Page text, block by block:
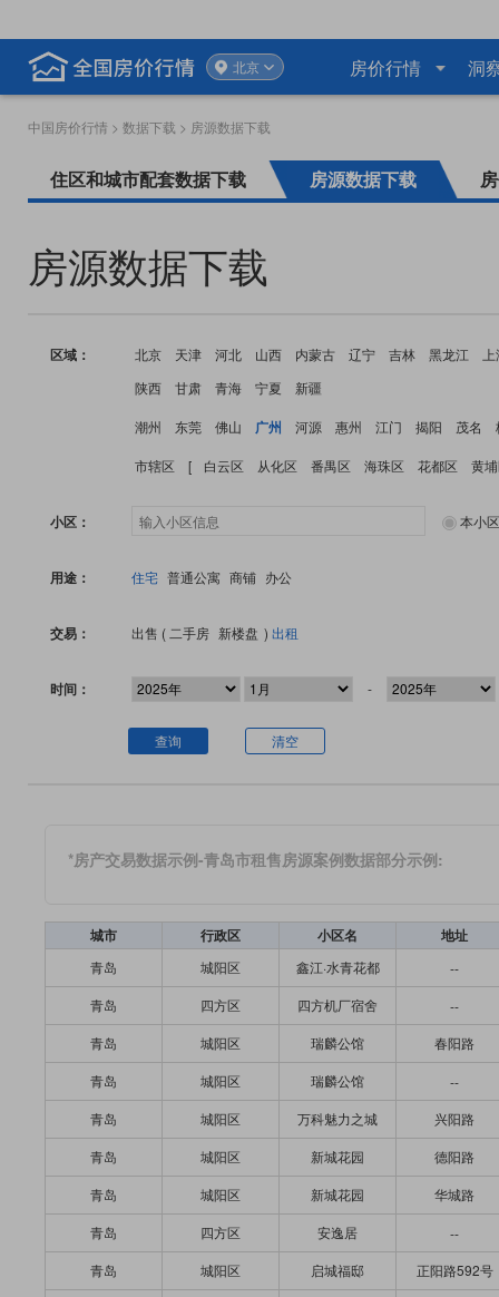
北京 房价行情 洞
中国房价行情 > 数据下载 > 房源数据下载
住区和城市配套数据下载 房源数据下载
房源数据下载
区域： 北京 天津 河北 山西 内蒙古 辽宁 吉林 黑龙江
陕西
甘肃 青海 宁夏 新疆
潮州 东莞 佛山 广州 河源 惠州 江门 揭阳 茂名
市辖区 [ 白云区 从化区 番禺区 海珠区 花都区 黄
小区： 本小区
用途： 住宅 普通公寓 商铺 办公
交易： 出售 ( 二手房 新楼盘 ) 出租
时间： -
查询 清空
*房产交易数据示例-青岛市租售房源案例数据部分示例:
城市 行政区 小区名 地址
青岛 城阳区 鑫江·水青花都
--
青岛
四方区 四方机厂宿舍
--
青岛
城阳区 瑞麟公馆
春阳路
青岛
城阳区 瑞麟公馆
--
青岛
城阳区 万科魅力之城
兴阳路
青岛
城阳区 新城花园
德阳路
青岛
城阳区 新城花园
华城路
青岛
四方区 安逸居
--
青岛
城阳区 启城福邸
正阳路592号